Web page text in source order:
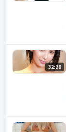
32:28